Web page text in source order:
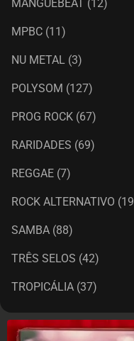
MANGUEBEAT (12)
MPBC (11)
NU METAL (3)
POLYSOM (127)
PROG ROCK (67)
RARIDADES (69)
REGGAE (7)
ROCK ALTERNATIVO
SAMBA (88)
TRÊS SELOS (42)
TROPICÁLIA (37)